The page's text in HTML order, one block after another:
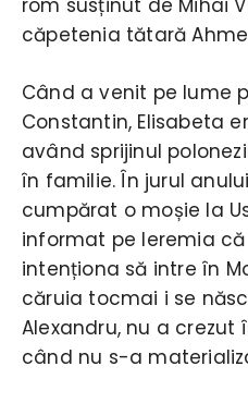
rom susținut de Mihai
căpetenia tătară
Când a venit pe lume
Constantin, Elisabeta
având sprijinul
în familie. În jurul
cumpărat o moșie la
informat pe Ieremia că
intenționa să intre în
căruia tocmai i se
Alexandru, nu a
când nu s-a